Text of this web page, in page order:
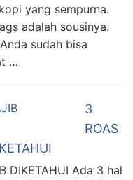
yang sempurna.
adalah sousinya.
sudah bisa
…
3
ROAS
DIKETAHUI Ada 3 hal